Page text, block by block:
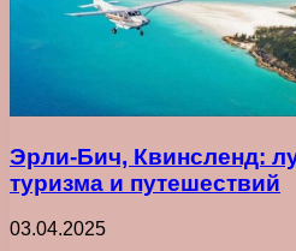
Эрли-Бич, Квинсленд:
туризма и путешествий
03.04.2025